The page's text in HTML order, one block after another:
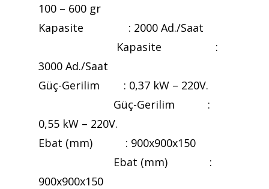
100 – 600 gr
Kapasite : 2000 Ad./Saat
Kapasite :
3000 Ad./Saat
Güç-Gerilim : 0,37 kW – 220V.
Güç-Gerilim :
0,55 kW – 220V.
Ebat (mm) : 900x900x150
Ebat (mm) :
900x900x150